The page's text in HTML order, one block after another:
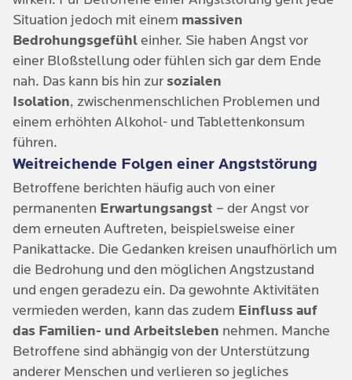
werden vermieden und ein Teufelskreis entsteht.
Todesängste
Kontrollverlust
Katastrophengedanken
Gedankliche Blockaden
Gedankliche Entwicklung von Fluchtstrategien
Intensivere Wahrnehmung körperlicher
Symptome
Infragestellen der körperlichen
Funktionstüchtigkeit
Sorgenvolle Gedanken
Schlafstörungen
Herzrasen
Atemnot
Zittern
Schwindel
Bluthochdruck
Trockener Mund
Schweißausbrüche oder Kältegefühl
Druck- & Engegefühl in der Brust
Ohrenrauschen & Sehstörungen
Situation jedoch mit einem massiven
Bedrohungsgefühleinher. Sie haben Angst vor
einer Bloßstellung oder fühlen sich gar dem Ende
nah. Das kann bis hin zur sozialen
Isolation, zwischenmenschlichen Problemen und
einem erhöhten Alkohol- und Tablettenkonsum
führen.
Weitreichende Folgen einer Angststörung
Betroffene berichten häufig auch von einer
permanenten Erwartungsangst – der Angst vor
dem erneuten Auftreten, beispielsweise einer
Panikattacke. Die Gedanken kreisen unaufhörlich um
die Bedrohung und den möglichen Angstzustand
und engen geradezu ein. Da gewohnte Aktivitäten
vermieden werden, kann das zudem Einfluss auf
das Familien- und Arbeitsleben nehmen. Manche
Betroffene sind abhängig von der Unterstützung
anderer Menschen und verlieren so jegliches